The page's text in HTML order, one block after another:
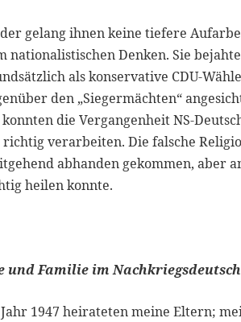
gelang ihnen keine tiefere
nationalistischen Denken. Sie
als konservative CDU-
den „Siegermächten“
konnten die Vergangenheit NS-
richtig verarbeiten. Die falsche
abhanden gekommen, aber
heilen konnte.
und Familie im
1947 heirateten meine Eltern;